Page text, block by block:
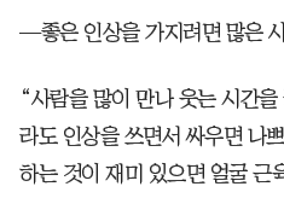
—좋은 인상을 가지려면 많은
“사람을 많이 만나 웃는 시간
라도 인상을 쓰면서 싸우면 나
하는 것이 재미 있으면 얼굴 근